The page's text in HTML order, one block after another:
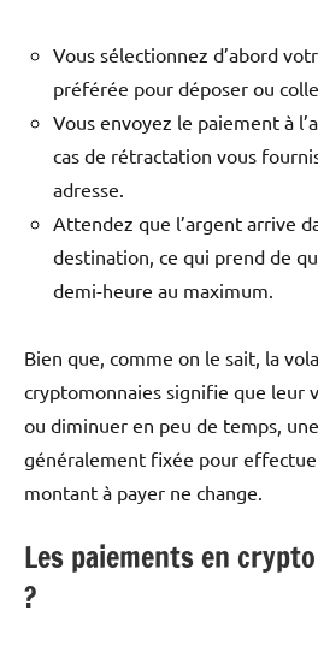
Vous sélectionnez d’abord
préférée pour déposer ou
Vous envoyez le paiement à
cas de rétractation vous
adresse.
Attendez que l’argent arrive
destination, ce qui prend de
demi-heure au maximum.
Bien que, comme on le sait, la
cryptomonnaies signifie que leur
ou diminuer en peu de temps,
généralement fixée pour
montant à payer ne change.
Les paiements en
?